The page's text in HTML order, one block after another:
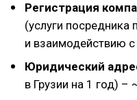
Регистрация
(услуги посредника
и взаимодействию с
Юридический
в Грузии на 1 год)